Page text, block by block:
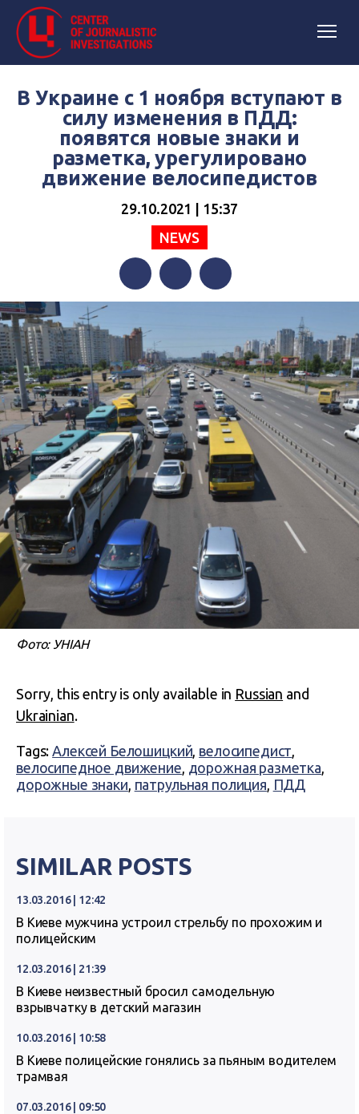
В Украине с 1 ноября вступают в
силу изменения в ПДД:
появятся новые знаки и
разметка, урегулировано
движение велосипедистов
29.10.2021 | 15:37
NEWS
FacebookTwitterTelegram
Фото: УНІАН
Sorry, this entry is only available in Russian and
Ukrainian.
Tags:Алексей Белошицкий, велосипедист,
велосипедное движение, дорожная разметка,
дорожные знаки, патрульная полиция, ПДД
SIMILAR POSTS
13.03.2016 | 12:42
В Киеве мужчина устроил стрельбу по прохожим и
полицейским
12.03.2016 | 21:39
В Киеве неизвестный бросил самодельную
взрывчатку в детский магазин
10.03.2016 | 10:58
В Киеве полицейские гонялись за пьяным водителем
трамвая
07.03.2016 | 09:50